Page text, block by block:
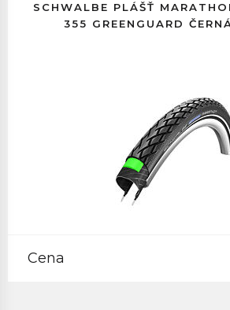
SCHWALBE PLÁŠŤ
355 GREENGUARD
Cena